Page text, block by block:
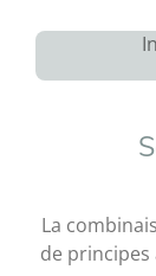
La
de principes